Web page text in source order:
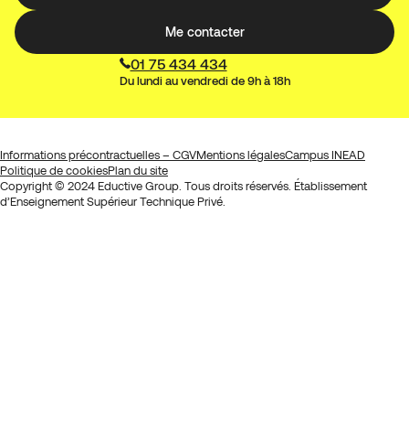
Me contacter
01 75 434 434
Du lundi au vendredi de 9h à 18h
Informations précontractuelles – CGVMentions légalesCampus INEAD
Politique de cookiesPlan du site
Copyright © 2024 Eductive Group. Tous droits réservés. Établissement
d’Enseignement Supérieur Technique Privé.